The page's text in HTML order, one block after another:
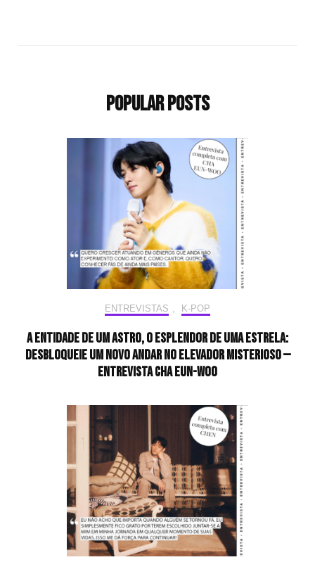
Popular Posts
ENTREVISTAS K-POP
A entidade de um astro, o esplendor de uma estrela:
desbloqueie um novo andar no elevador misterioso —
Entrevista CHA EUN-WOO